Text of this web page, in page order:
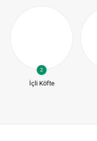
2
İçli Köfte